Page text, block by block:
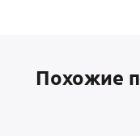
Похожие